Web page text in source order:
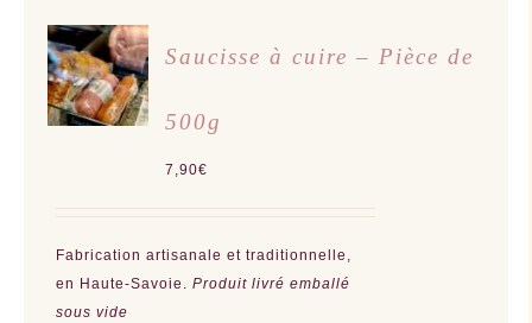
CHOIX
DES
OPTIONS
CE
PRODUIT
A
VARIATIONS.
PEUVENT
CHOISIES
SUR
LA
DU
/
DÉTAILS
Saucisse à cuire – Pièce de
500g
7,90€
Fabrication artisanale et traditionnelle,
en Haute-Savoie.Produit livré emballé
sous vide